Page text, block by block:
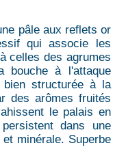
pâle aux reflets or
qui associe les
celles des agrumes
bouche à l'attaque
structurée à la
des arômes fruités
le palais en
dans une
minérale. Superbe